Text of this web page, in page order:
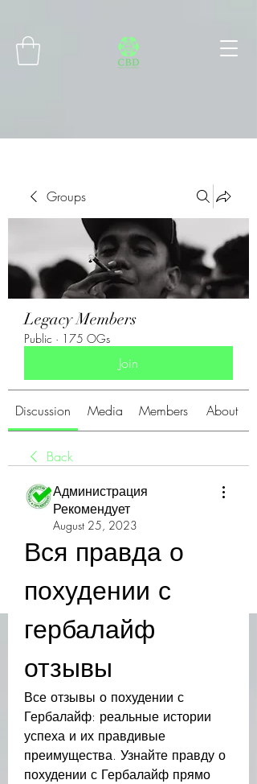
Groups
Legacy Members
Public · 175 OGs
Join
Discussion Media Members About
Back
Администрация
Рекомендует
August 25, 2023
Вся правда о
похудении с
гербалайф
отзывы
Все отзывы о похудении с
Гербалайф: реальные истории
успеха и их правдивые
преимущества. Узнайте правду о
похудении с Гербалайф прямо